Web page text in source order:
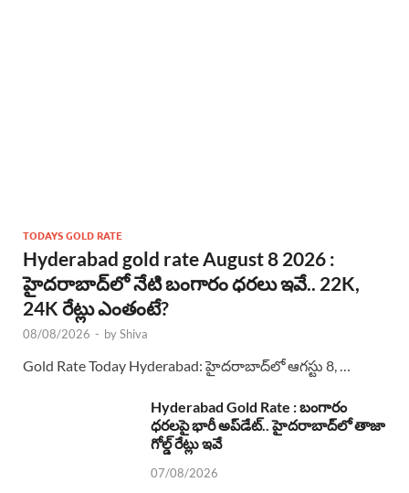
TODAYS GOLD RATE
Hyderabad gold rate August 8 2026 :
హైదరాబాద్‌లో నేటి బంగారం ధరలు ఇవే.. 22K,
24K రేట్లు ఎంతంటే?
08/08/2026 - byShiva
Gold Rate Today Hyderabad: హైదరాబాద్‌లో ఆగస్టు 8, …
Hyderabad Gold Rate : బంగారం
ధరలపై భారీ అప్‌డేట్.. హైదరాబాద్‌లో తాజా
గోల్డ్ రేట్లు ఇవే
07/08/2026